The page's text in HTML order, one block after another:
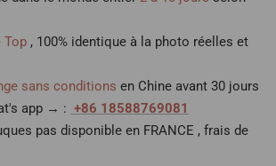
Top , 100% identique à la photo réelles et
sans conditions en Chine avant 30 jours
app → : +86 18588769081
pas disponible en FRANCE , frais de